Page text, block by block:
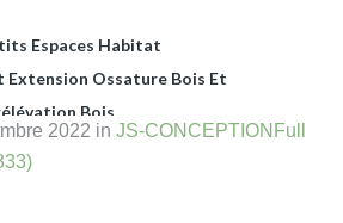
Espaces Habitat
Extension Ossature Bois Et
Bois.
2022 in JS-CONCEPTION Full